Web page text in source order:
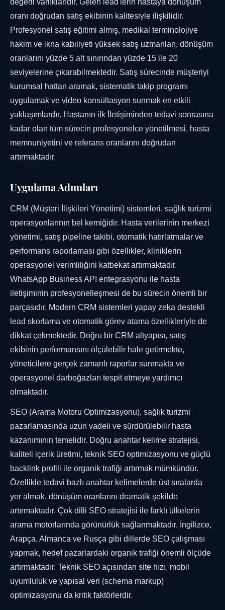
değerli varlıklarıdır. Gelen lead'lerin hastaya dönüşüm
oranı doğrudan satış ekibinin kalitesiyle ilişkilidir.
Profesyonel satış eğitimi almış, medikal terminolojiye
hakim ve ikna kabiliyeti yüksek satış uzmanları, dönüşüm
oranlarını yüzde 5 alt sınırından yüzde 15 ile 20
seviyelerine çıkarabilmektedir. Satış sürecinde müşteriyi
kurumsal hattan aramak, sistematik takip programı
uygulamak ve video konsültasyon sunmak en etkili
yaklaşımlardır. Hastanın ilk İletişiminden tedavi sonrasına
kadar olan tüm sürecin profesyonelce yönetilmesi, hasta
memnuniyetini ve referans oranlarını doğrudan
artırmaktadır.
Uygulama Adımları
CRM (Müşteri İlişkileri Yönetimi) sistemleri, sağlık turizmi
operasyonlarının bel kemiğidir. Hasta verilerinin merkezi
yönetimi, satış pipeline takibi, otomatik hatırlatmalar ve
performans raporlaması gibi özellikler, kliniklerin
operasyonel verimliliğini katbekat artırmaktadır.
WhatsApp Business API entegrasyonu ile hasta
iletişiminin profesyonelleşmesi de bu sürecin önemli bir
parçasıdır. Modern CRM sistemleri yapay zeka destekli
lead skorlama ve otomatik görev atama özellikleriyle de
dikkat çekmektedir. Doğru bir CRM altyapısı, satış
ekibinin performansını ölçülebilir hale getirmekte,
yöneticilere gerçek zamanlı raporlar sunmakta ve
operasyonel darboğazları tespit etmeye yardımcı
olmaktadır.
SEO (Arama Motoru Optimizasyonu), sağlık turizmi
pazarlamasında uzun vadeli ve sürdürülebilir hasta
kazanımının temelidir. Doğru anahtar kelime stratejisi,
kaliteli içerik üretimi, teknik SEO optimizasyonu ve güçlü
backlink profili ile organik trafiği artırmak mümkündür.
Özellikle tedavi bazlı anahtar kelimelerde üst sıralarda
yer almak, dönüşüm oranlarını dramatik şekilde
artırmaktadır. Çok dilli SEO stratejisi ile farklı ülkelerin
arama motorlarında görünürlük sağlanmaktadır. İngilizce,
Arapça, Almanca ve Rusça gibi dillerde SEO çalışması
yapmak, hedef pazarlardaki organik trafiği önemli ölçüde
artırmaktadır. Teknik SEO açısından site hızı, mobil
uyumluluk ve yapısal veri (schema markup)
optimizasyonu da kritik faktörlerdir.